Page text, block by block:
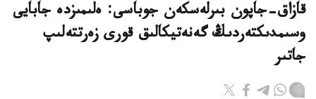
قازاق-جاپون بىرلەسكەن جوباسى: ەلىمىزدە جابايى
وسىمدىكتەردىڭ گەنەتيكالىق قورى زەرتتەلىپ
جاتىر